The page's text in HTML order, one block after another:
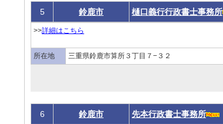
5 鈴鹿市 樋口義行行政書士事務所
>>詳細はこちら
所在地 三重県鈴鹿市算所３丁目７−３２
6 鈴鹿市 先本行政書士事務所